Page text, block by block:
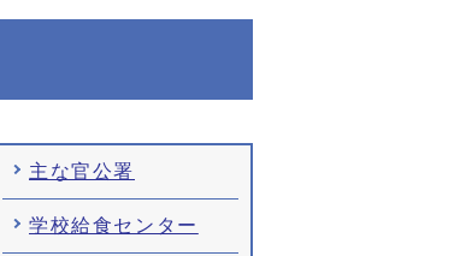
主な官公署
学校給食センター